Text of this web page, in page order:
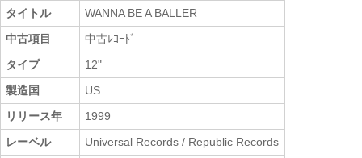
タイトル
WANNA BE A BALLER
中古項目
中古ﾚｺｰﾄﾞ
タイプ
12"
製造国
US
リリース年
1999
レーベル
Universal Records / Republic Records